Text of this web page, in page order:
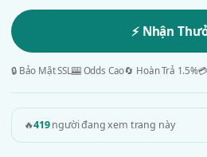
⚡ Nhận
🔒 Bảo Mật SSL🎰 Odds Cao🔄 Hoàn Trả 1.5%
🔥419người đang xem trang này